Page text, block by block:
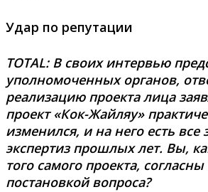
Удар по репутации
TOTAL: В своих интервью
уполномоченных органов,
реализацию проекта лица
проект «Кок-Жайляу»
изменился, и на него есть все
экспертиз прошлых лет. Вы,
того самого проекта, согласны
постановкой вопроса?